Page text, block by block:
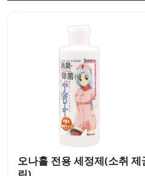
오나홀 전용 세정제(소취